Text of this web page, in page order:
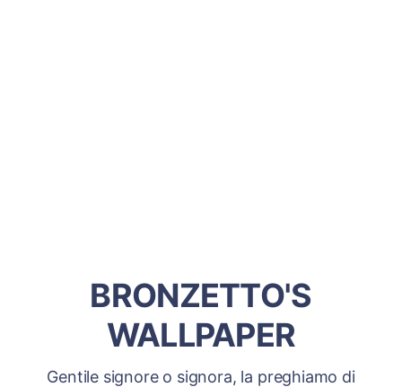
BRONZETTO'S
WALLPAPER
Gentile signore o signora, la preghiamo di